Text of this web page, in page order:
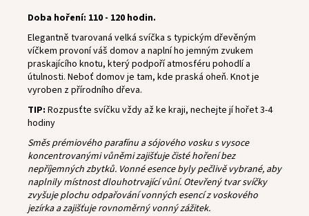
Doba hoření: 110 - 120 hodin.
Elegantně tvarovaná velká svíčka s typickým dřevěným
víčkem provoní váš domov a naplní ho jemným zvukem
praskajícího knotu, který podpoří atmosféru pohodlí a
útulnosti. Neboť domov je tam, kde praská oheň. Knot je
vyroben z přírodního dřeva.
TIP: Rozpusťte svíčku vždy až ke kraji, nechejte jí hořet 3-4
hodiny
Směs prémiového parafínu a sójového vosku s vysoce
koncentrovanými vůněmi zajišťuje čisté hoření bez
nepříjemných zbytků. Vonné esence byly pečlivě vybrané, aby
naplnily místnost dlouhotrvající vůní. Otevřený tvar svíčky
zvyšuje plochu odpařování vonných esencí z voskového
jezírka a zajišťuje rovnoměrný vonný zážitek.